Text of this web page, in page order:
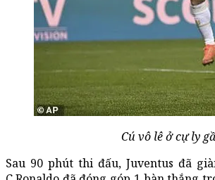
Cú vô lê ở cự ly
Sau 90 phút thi đấu, Juventus đã